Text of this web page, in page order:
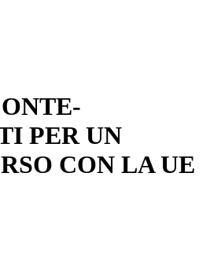
PER UN
CON LA UE